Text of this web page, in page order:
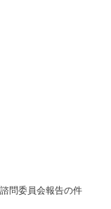
問委員会報告の件